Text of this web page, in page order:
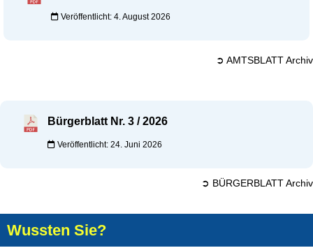
Veröffentlicht: 4. August 2026
➲ AMTSBLATT Archiv
Bürgerblatt Nr. 3 / 2026
Veröffentlicht: 24. Juni 2026
➲ BÜRGERBLATT Archiv
Wussten Sie?